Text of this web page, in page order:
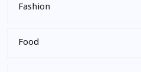
Fashion
Food